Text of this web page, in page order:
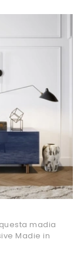
madia
Madie in